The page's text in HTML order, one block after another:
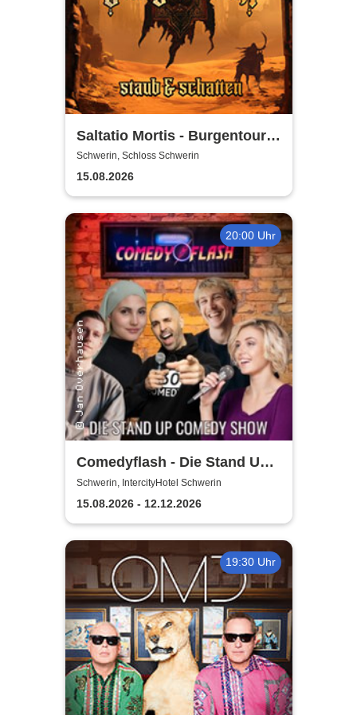
Saltatio Mortis - Burgentour -
Staub & Schatten
Schwerin, Schloss Schwerin
15.08.2026
20:00 Uhr
Comedyflash - Die Stand Up
Comedy Show in Schwerin
Schwerin, IntercityHotel Schwerin
15.08.2026 - 12.12.2026
19:30 Uhr